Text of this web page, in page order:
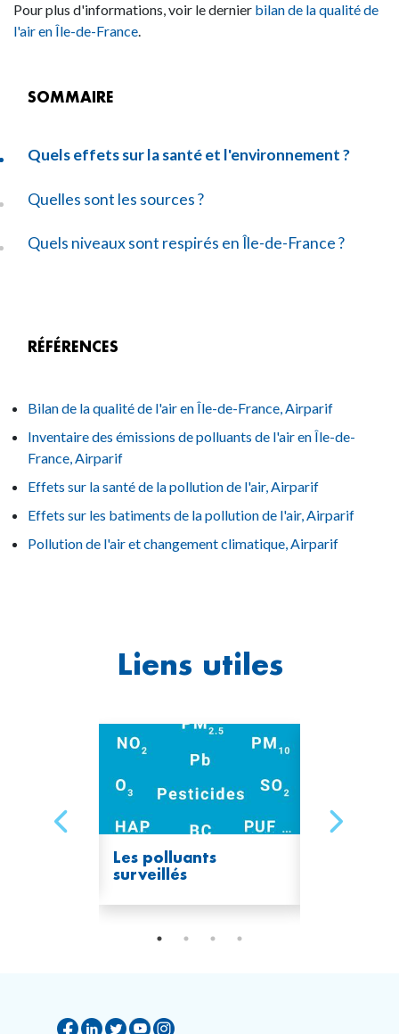
Pour plus d'informations, voir le dernier bilan de la qualité de
l'air en Île-de-France.
SOMMAIRE
Quels effets sur la santé et l'environnement ?
Quelles sont les sources ?
Quels niveaux sont respirés en Île-de-France ?
RÉFÉRENCES
Bilan de la qualité de l'air en Île-de-France, Airparif
Inventaire des émissions de polluants de l'air en Île-de-
France, Airparif
Effets sur la santé de la pollution de l'air, Airparif
Effets sur les batiments de la pollution de l'air, Airparif
Pollution de l'air et changement climatique, Airparif
Liens utiles
Les polluants
surveillés